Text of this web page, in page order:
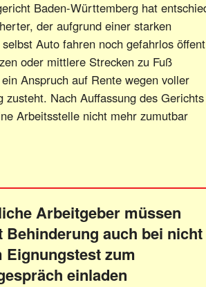
Baden-Württemberg hat
der aufgrund einer starken
Auto fahren noch gefahrlos
oder mittlere Strecken zu Fuß
Anspruch auf Rente wegen voller
zusteht. Nach Auffassung des Gerichts
Arbeitsstelle nicht mehr zumutbar
Arbeitgeber müssen
Behinderung auch bei nicht
Eignungstest zum
einladen